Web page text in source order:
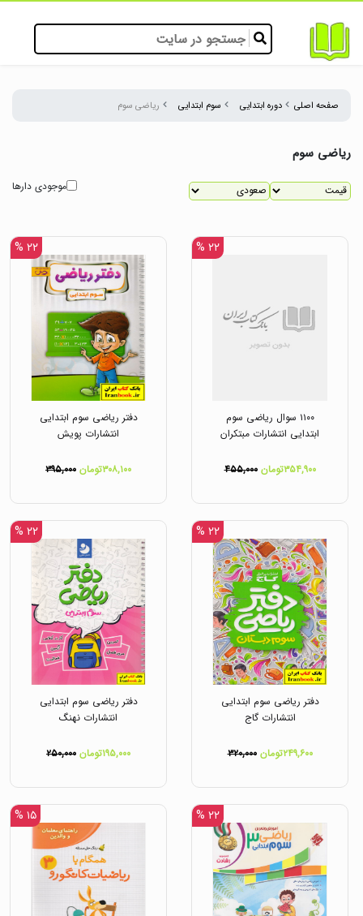
صفحه اصلی دوره ابتدایی سوم ابتدایی ریاضی سوم
ریاضی سوم
موجودی دارها
۲۲ %
۱۱۰۰ سوال ریاضی سوم
ابتدایی انتشارات مبتکران
۳۵۴,۹۰۰تومان ۴۵۵,۰۰۰
۲۲ %
دفتر ریاضی سوم ابتدایی
انتشارات پویش
۳۰۸,۱۰۰تومان ۳۹۵,۰۰۰
۲۲ %
دفتر ریاضی سوم ابتدایی
انتشارات گاج
۲۴۹,۶۰۰تومان ۳۲۰,۰۰۰
۲۲ %
دفتر ریاضی سوم ابتدایی
انتشارات نهنگ
۱۹۵,۰۰۰تومان ۲۵۰,۰۰۰
۲۲ % ۱۵ %